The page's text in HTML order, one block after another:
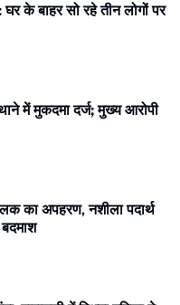
के बाहर सो रहे तीन लोगों पर
में मुकदमा दर्ज; मुख्य आरोपी
का अपहरण, नशीला पदार्थ